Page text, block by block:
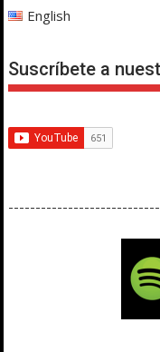
English
Suscríbete a